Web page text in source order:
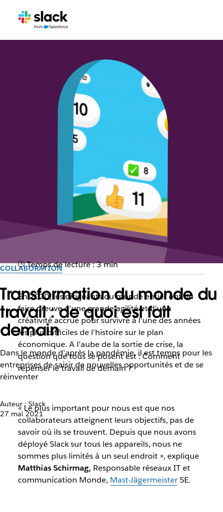
COLLABORATION
Transformation du monde du
travail : de quoi est fait
demain
Dans le monde d’après la pandémie, il est temps pour les
entreprises de saisir de nouvelles opportunités et de se
réinventer
Auteur : Slack
27 mai 2021
Temps de lecture : 3 min
En 2020, les dirigeants du monde entier ont dû
faire preuve d’une grande agilité et d’une
créativité accrue pour survivre à l’une des années
les plus difficiles de l’histoire sur le plan
économique. A l’aube de la sortie de crise, la
question que tous se posent est : Comment
repenser le travail de demain ?
« Le plus important pour nous est que nos
collaborateurs atteignent leurs objectifs, pas de
savoir où ils se trouvent. Depuis que nous avons
déployé Slack sur tous les appareils, nous ne
sommes plus limités à un seul endroit », explique
Matthias Schirmag, Responsable réseaux IT et
communication Monde, Mast-JägermeisterSE.